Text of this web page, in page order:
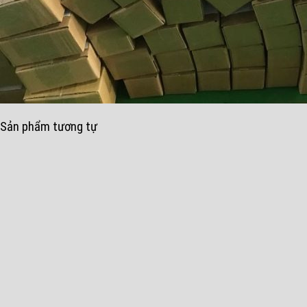
Sản phẩm tương tự